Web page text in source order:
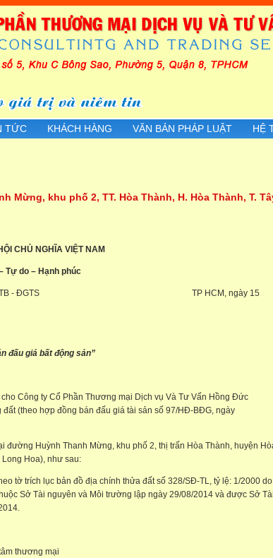
TỨC KHÁCH HÀNG VĂN BẢN PHÁP LUẬT HỆ
Mừng, khu phố 2, TT. Hòa Thành, H. Hòa Thành, T.
NGHĨA VIỆT NAM
– Hạnh phúc
TB - ĐGTS TP HCM, ngày 15
đấu giá bất động sản”
Công ty Cổ Phần Thương mại Dịch vụ Và Tư Vấn Hồng Đức
(theo hợp đồng bán đấu giá tài sản số 97/HĐ-BĐG, ngày
đường Huỳnh Thanh Mừng, khu phố 2, thị trấn Hòa Thành, huyện
Hoa), như sau:
trích lục bản đồ địa chính thửa đất số 328/SĐ-TL, tỷ lệ: 1/2000 do
Sở Tài nguyên và Môi trường lập ngày 29/08/2014 và được Sở
thương mại